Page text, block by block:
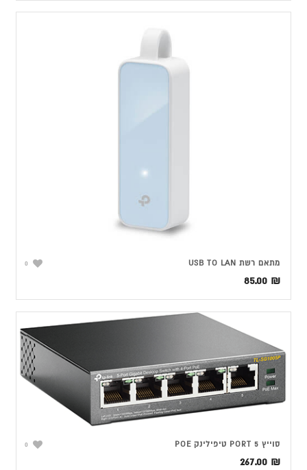
0 מתאם רשת USB TO LAN
85.00 ₪
0 סוייץ 5 PORT טיפילינק POE
267.00 ₪